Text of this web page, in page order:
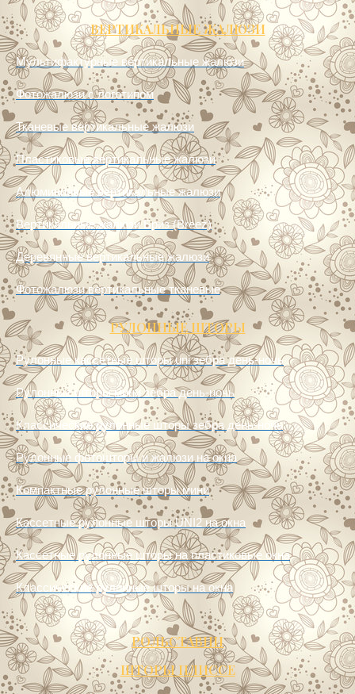
ВЕРТИКАЛЬНЫЕ ЖАЛЮЗИ
Мультифактурные вертикальные жалюзи
Фотожалюзи с логотипом
Тканевые вертикальные жалюзи
Пластиковые вертикальные жалюзи
Алюминиевые вертикальные жалюзи
Вертикальные жалюзи Бриз (Breez)
Деревянные вертикальные жалюзи
Фотожалюзи вертикальные тканевые
РУЛОННЫЕ ШТОРЫ
Рулонные кассетные шторы uni зебра день-ночь
Рулонные шторы мини зебра день-ночь
Классические рулонные шторы зебра день-ночь
Рулонные фотошторы и жалюзи на окна
Компактные рулонные шторы мини
Кассетные рулонные шторы UNI2 на окна
Кассетные рулонные шторы на пластиковые окна
Классические рулонные шторы на окна
РОЛЬСТАВНИ
ШТОРЫ ПЛИССЕ